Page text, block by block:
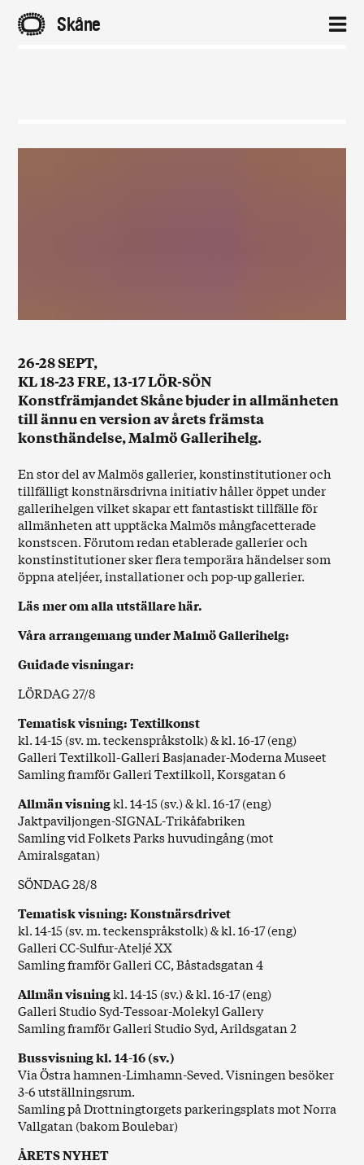
26-28 SEPT,
KL 18-23 FRE, 13-17 LÖR-SÖN
Konstfrämjandet Skåne bjuder in allmänheten
till ännu en version av årets främsta
konsthändelse, Malmö Gallerihelg.
En stor del av Malmös gallerier, konstinstitutioner och
tillfälligt konstnärsdrivna initiativ håller öppet under
gallerihelgen vilket skapar ett fantastiskt tillfälle för
allmänheten att upptäcka Malmös mångfacetterade
konstscen. Förutom redan etablerade gallerier och
konstinstitutioner sker flera temporära händelser som
öppna ateljéer, installationer och pop-up gallerier.
Läs mer om alla utställare här.
Våra arrangemang under Malmö Gallerihelg:
Guidade visningar:
LÖRDAG 27/8
Tematisk visning: Textilkonst
kl. 14-15 (sv. m. teckenspråkstolk) & kl. 16-17 (eng)
Galleri Textilkoll-Galleri Basjanader-Moderna Museet
Samling framför Galleri Textilkoll, Korsgatan 6
Allmän visningkl. 14-15 (sv.) & kl. 16-17 (eng)
Jaktpaviljongen-SIGNAL-Trikåfabriken
Samling vid Folkets Parks huvudingång (mot
Amiralsgatan)
SÖNDAG 28/8
Tematisk visning: Konstnärsdrivet
kl. 14-15 (sv. m. teckenspråkstolk) & kl. 16-17 (eng)
Galleri CC-Sulfur-Ateljé XX
Samling framför Galleri CC, Båstadsgatan 4
Allmän visningkl. 14-15 (sv.) & kl. 16-17 (eng)
Galleri Studio Syd-Tessoar-Molekyl Gallery
Samling framför Galleri Studio Syd, Arildsgatan 2
Bussvisning kl. 14-16 (sv.)
Via Östra hamnen-Limhamn-Seved. Visningen besöker
3-6 utställningsrum.
Samling på Drottningtorgets parkeringsplats mot Norra
Vallgatan (bakom Boulebar)
ÅRETS NYHET
A Skåne 2